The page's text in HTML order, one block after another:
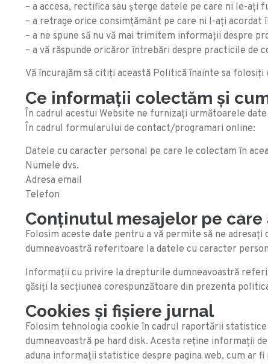
– a accesa, rectifica sau şterge datele pe care ni le-aţi
– a retrage orice consimţământ pe care ni l-aţi
– a ne spune să nu vă mai trimitem informaţii despre
– a vă răspunde oricăror întrebări despre practicile de
Vă încurajăm să citiți această Politică înainte sa
Ce informaţii colectăm şi
În cadrul acestui Website ne furnizați următoarele
În cadrul formularului de contact/programari online:
Datele cu caracter personal pe care le colectam în
Numele dvs.
Adresa email
Telefon
Conținutul mesajelor pe
Folosim aceste date pentru a vă permite să ne
dumneavoastră referitoare la datele cu caracter
Informații cu privire la drepturile dumneavoastră
găsiți la secțiunea corespunzătoare din prezenta
Cookies şi fişiere jurnal
Folosim tehnologia cookie în cadrul raportării
dumneavoastră pe hard disk. Acesta reţine informaţii
aduna informaţii statistice despre pagina web, cum ar